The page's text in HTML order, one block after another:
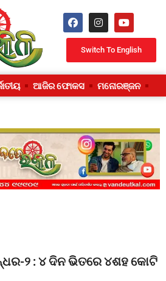
Switch To English
ଆଜିର ଫୋକସ ମନୋରଞ୍ଜନ
୨ : ୪ ଦିନ ଭିତରେ ୪ଶହ କୋଟି